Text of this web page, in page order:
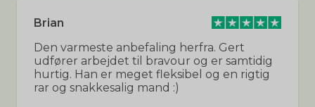
Brian
Den varmeste anbefaling herfra. Gert
udfører arbejdet til bravour og er samtidig
hurtig. Han er meget fleksibel og en rigtig
rar og snakkesalig mand :)